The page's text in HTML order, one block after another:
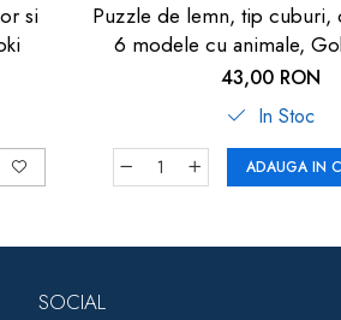
si
Puzzle de lemn, tip
6 modele cu animale,
indemanare
43,00 RON
In Stoc
ADAUGA IN
SOCIAL